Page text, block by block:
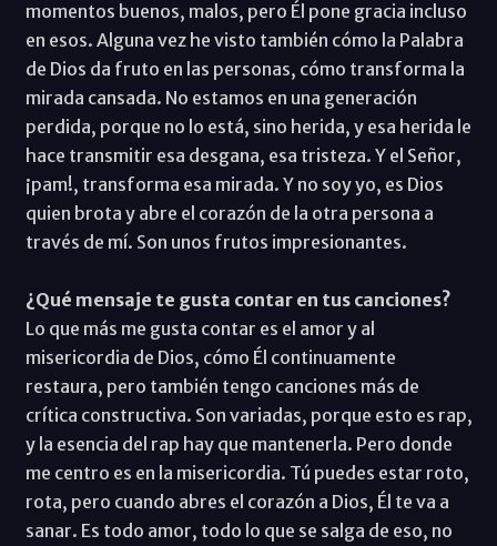
momentos buenos, malos, pero Él pone gracia incluso
en esos. Alguna vez he visto también cómo la Palabra
de Dios da fruto en las personas, cómo transforma la
mirada cansada. No estamos en una generación
perdida, porque no lo está, sino herida, y esa herida le
hace transmitir esa desgana, esa tristeza. Y el Señor,
¡pam!, transforma esa mirada. Y no soy yo, es Dios
quien brota y abre el corazón de la otra persona a
través de mí. Son unos frutos impresionantes.
¿Qué mensaje te gusta contar en tus canciones?
Lo que más me gusta contar es el amor y al
misericordia de Dios, cómo Él continuamente
restaura, pero también tengo canciones más de
crítica constructiva. Son variadas, porque esto es rap,
y la esencia del rap hay que mantenerla. Pero donde
me centro es en la misericordia. Tú puedes estar roto,
rota, pero cuando abres el corazón a Dios, Él te va a
sanar. Es todo amor, todo lo que se salga de eso, no